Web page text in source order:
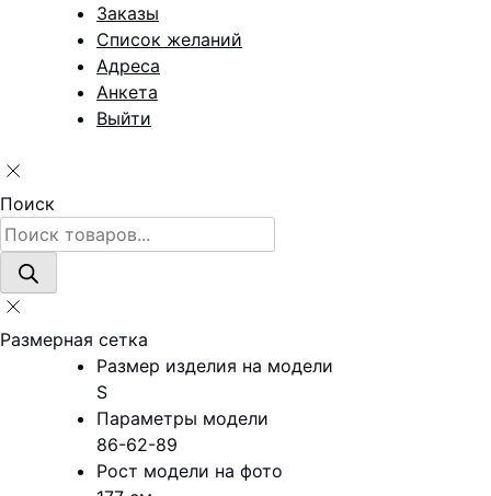
Заказы
Список желаний
Адреса
Анкета
Выйти
Поиск
Поиск
товаров
Размерная сетка
Размер изделия на модели
S
Параметры модели
86-62-89
Рост модели на фото